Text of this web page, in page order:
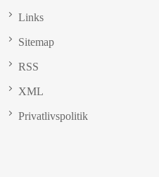
Links
Sitemap
RSS
XML
Privatlivspolitik